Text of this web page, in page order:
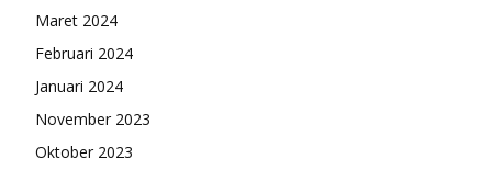
Maret 2024
Februari 2024
Januari 2024
November 2023
Oktober 2023